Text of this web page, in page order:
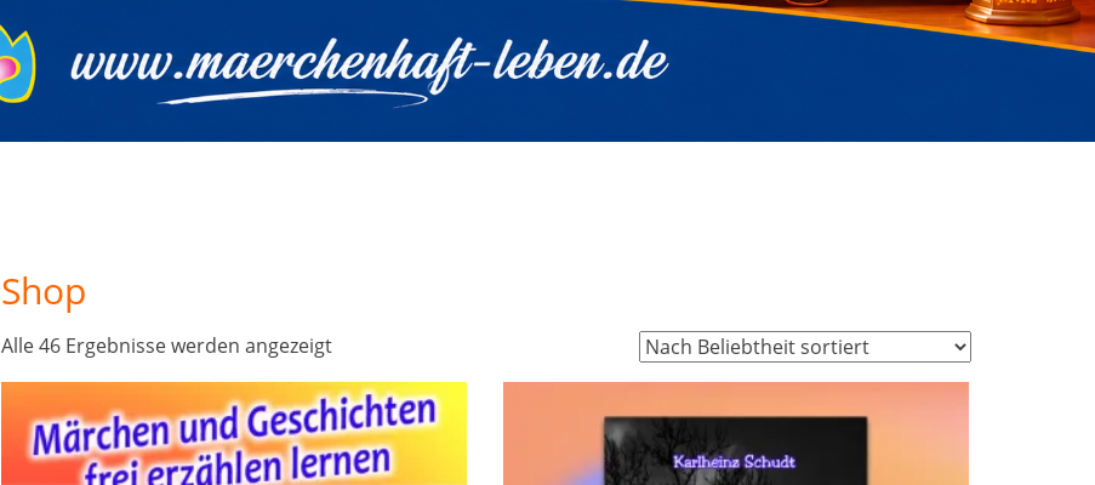
Shop
Alle 46 Ergebnisse werden angezeigtNach
sortiert